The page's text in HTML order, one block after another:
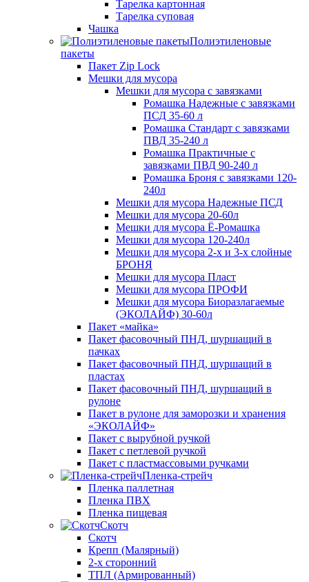
Тарелка картонная
Тарелка суповая
Чашка
Полиэтиленовые
пакеты
Пакет Zip Lock
Мешки для мусора
Мешки для мусора с завязками
Ромашка Надежные с завязками
ПСД 35-60 л
Ромашка Стандарт с завязками
ПВД 35-240 л
Ромашка Практичные с
завязками ПВД 90-240 л
Ромашка Броня с завязками 120-
240л
Мешки для мусора Надежные ПСД
Мешки для мусора 20-60л
Мешки для мусора Ё-Ромашка
Мешки для мусора 120-240л
Мешки для мусора 2-х и 3-х слойные
БРОНЯ
Мешки для мусора Пласт
Мешки для мусора ПРОФИ
Мешки для мусора Биоразлагаемые
(ЭКОЛАЙФ) 30-60л
Пакет «майка»
Пакет фасовочный ПНД, шуршащий в
пачках
Пакет фасовочный ПНД, шуршащий в
пластах
Пакет фасовочный ПНД, шуршащий в
рулоне
Пакет в рулоне для заморозки и хранения
«ЭКОЛАЙФ»
Пакет с вырубной ручкой
Пакет с петлевой ручкой
Пакет с пластмассовыми ручками
Пленка-стрейч
Пленка паллетная
Пленка ПВХ
Пленка пищевая
Скотч
Скотч
Крепп (Малярный)
2-х сторонний
ТПЛ (Армированный)